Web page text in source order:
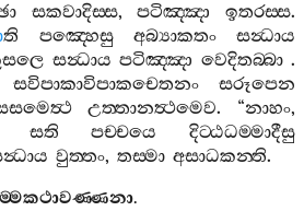
සකවාදිස‍්ස,පටිඤ‍්ඤා ඉතරස‍්ස.
ති පඤ‍්හෙසු අබ්‍යාකතං
සන්‍ධාය
සන්‍ධාය පටිඤ‍්ඤා වෙදිතබ‍්බා.
සවිපාකාවිපාකචෙතනං
සරූපෙන
උත‍්තානත්‍ථමෙව. “නාහං,
සති පච‍්චයෙ
දිට‍්ඨධම‍්මාදීසු
වුත‍්තං, තස‍්මා අසාධකන‍්ති.
.